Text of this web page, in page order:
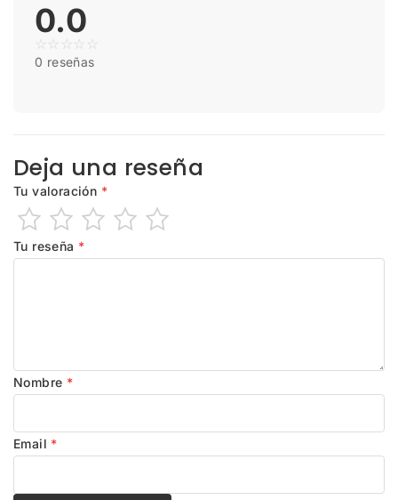
0.0
☆ ☆ ☆ ☆ ☆
0 reseñas
Deja una reseña
Tu valoración *
Tu reseña *
Nombre *
Email *